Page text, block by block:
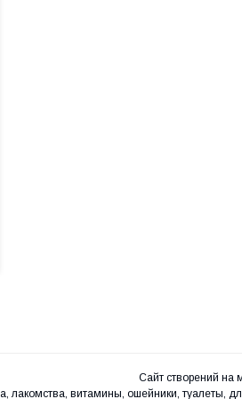
Сайт створений на